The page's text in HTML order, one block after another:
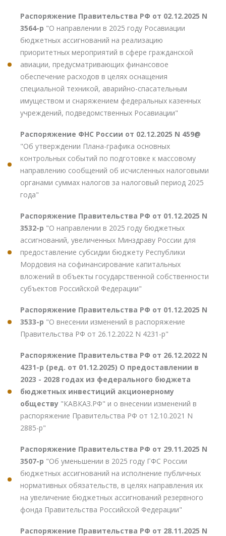
Распоряжение Правительства РФ от 02.12.2025 N
3564-р "О направлении в 2025 году Росавиации
бюджетных ассигнований на реализацию
приоритетных мероприятий в сфере гражданской
авиации, предусматривающих финансовое
обеспечение расходов в целях оснащения
специальной техникой, аварийно-спасательным
имуществом и снаряжением федеральных казенных
учреждений, подведомственных Росавиации"
Распоряжение ФНС России от 02.12.2025 N 459@
"Об утверждении Плана-графика основных
контрольных событий по подготовке к массовому
направлению сообщений об исчисленных налоговыми
органами суммах налогов за налоговый период 2025
года"
Распоряжение Правительства РФ от 01.12.2025 N
3532-р "О направлении в 2025 году бюджетных
ассигнований, увеличенных Минздраву России для
предоставление субсидии бюджету Республики
Мордовия на софинансирование капитальных
вложений в объекты государственной собственности
субъектов Российской Федерации"
Распоряжение Правительства РФ от 01.12.2025 N
3533-р "О внесении изменений в распоряжение
Правительства РФ от 26.12.2022 N 4231-р"
Распоряжение Правительства РФ от 26.12.2022 N
4231-р (ред. от 01.12.2025) О предоставлении в
2023 - 2028 годах из федерального бюджета
бюджетных инвестиций акционерному
обществу "КАВКАЗ.РФ" и о внесении изменений в
распоряжение Правительства РФ от 12.10.2021 N
2885-р"
Распоряжение Правительства РФ от 29.11.2025 N
3507-р "Об уменьшении в 2025 году ГФС России
бюджетных ассигнований на исполнение публичных
нормативных обязательств, в целях направления их
на увеличение бюджетных ассигнований резервного
фонда Правительства Российской Федерации"
Распоряжение Правительства РФ от 28.11.2025 N